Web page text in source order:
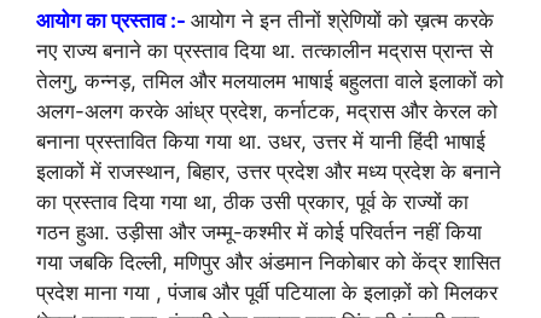
आयोग का प्रस्ताव :- आयोग ने इन तीनों श्रेणियों को ख़त्म करके
नए राज्य बनाने का प्रस्ताव दिया था. तत्कालीन मद्रास प्रान्त से
तेलगु, कन्नड़, तमिल और मलयालम भाषाई बहुलता वाले इलाकों को
अलग-अलग करके आंध्र प्रदेश, कर्नाटक, मद्रास और केरल को
बनाना प्रस्तावित किया गया था. उधर, उत्तर में यानी हिंदी भाषाई
इलाकों में राजस्थान, बिहार, उत्तर प्रदेश और मध्य प्रदेश के बनाने
का प्रस्ताव दिया गया था, ठीक उसी प्रकार, पूर्व के राज्यों का
गठन हुआ. उड़ीसा और जम्मू-कश्मीर में कोई परिवर्तन नहीं किया
गया जबकि दिल्ली, मणिपुर और अंडमान निकोबार को केंद्र शासित
प्रदेश माना गया , पंजाब और पूर्वी पटियाला के इलाक़ों को मिलकर